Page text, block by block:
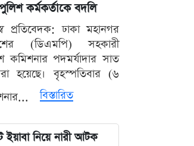
কর্মকর্তাকে বদলি
প্রতিবেদক: ঢাকা মহানগর
(ডিএমপি) সহকারী
কমিশনার পদমর্যাদার সাত
হয়েছে। বৃহস্পতিবার (৬
বিস্তারিত
ইয়াবা নিয়ে নারী আটক